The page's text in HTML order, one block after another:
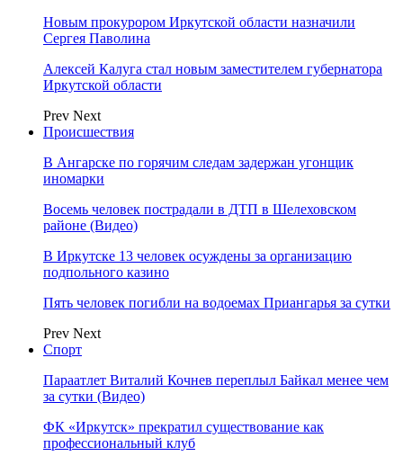
Новым прокурором Иркутской области назначили
Сергея Паволина
Алексей Калуга стал новым заместителем губернатора
Иркутской области
Prev Next
Происшествия
В Ангарске по горячим следам задержан угонщик
иномарки
Восемь человек пострадали в ДТП в Шелеховском
районе (Видео)
В Иркутске 13 человек осуждены за организацию
подпольного казино
Пять человек погибли на водоемах Приангарья за сутки
Prev Next
Спорт
Параатлет Виталий Кочнев переплыл Байкал менее чем
за сутки (Видео)
ФК «Иркутск» прекратил существование как
профессиональный клуб